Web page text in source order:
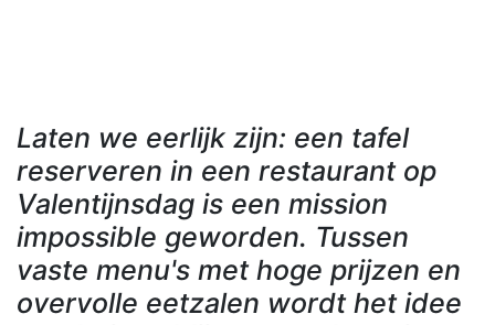
Laten we eerlijk zijn: een tafel
reserveren in een restaurant op
Valentijnsdag is een mission
impossible geworden. Tussen
vaste menu's met hoge prijzen en
overvolle eetzalen wordt het idee